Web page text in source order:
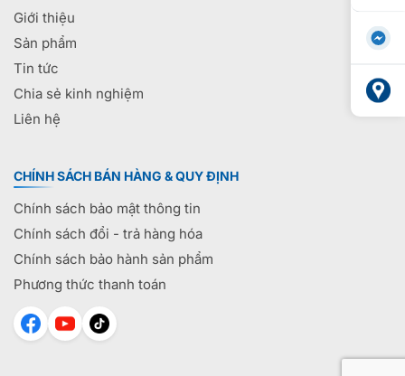
Giới thiệu
Sản phẩm
Tin tức
Chia sẻ kinh nghiệm
Liên hệ
CHÍNH SÁCH BÁN HÀNG & QUY ĐỊNH
Chính sách bảo mật thông tin
Chính sách đổi - trả hàng hóa
Chính sách bảo hành sản phẩm
Phương thức thanh toán